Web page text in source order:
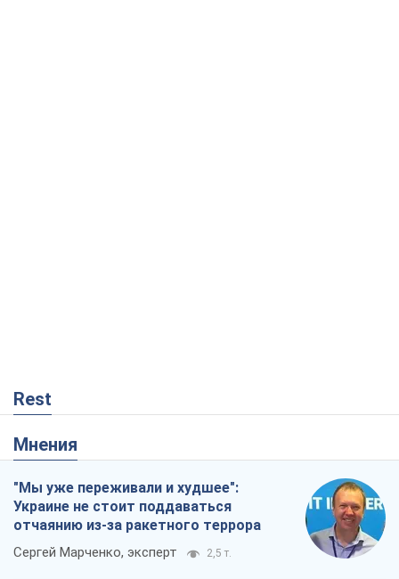
Rest
Мнения
"Мы уже переживали и худшее":
Украине не стоит поддаваться
отчаянию из-за ракетного террора
Сергей Марченко, эксперт 2,5 т.